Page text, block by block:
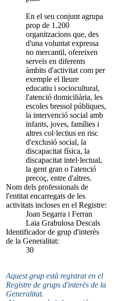
En el seu conjunt agrupa
prop de 1.200
organitzacions que, des
d'una voluntat expressa
no mercantil, ofereixen
serveis en diferents
àmbits d'activitat com per
exemple el lleure
educatiu i sociocultural,
l'atenció domiciliària, les
escoles bressol públiques,
la intervenció social amb
infants, joves, famílies i
altres col·lectius en risc
d'exclusió social, la
discapacitat física, la
discapacitat intel·lectual,
la gent gran o l'atenció
precoç, entre d'altres.
Nom dels professionals de
l'entitat encarregats de les
activitats incloses en el Registre:
Joan Segarra i Ferran
Laia Grabulosa Descals
Identificador de grup d'interès
de la Generalitat:
30
Aquest grup està registrat en el
Registre de grups d'interès de la
Generalitat.